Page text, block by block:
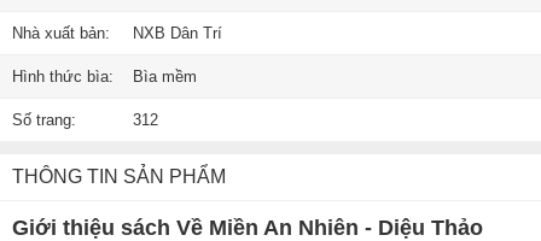
Nhà xuất bản: NXB Dân Trí
Hình thức bìa: Bìa mềm
Số trang: 312
THÔNG TIN SẢN PHẨM
Giới thiệu sách Về Miền An Nhiên - Diệu Thảo